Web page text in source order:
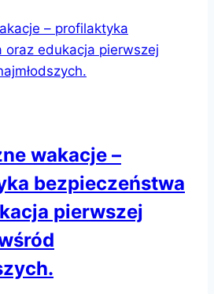
wakacje –
bezpieczeństwa
pierwszej